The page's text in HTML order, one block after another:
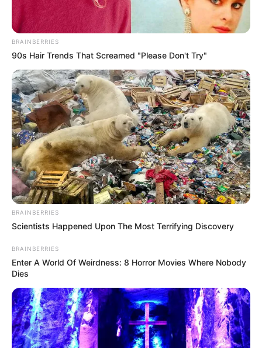
BRAINBERRIES
90s Hair Trends That Screamed "Please Don't Try"
BRAINBERRIES
Scientists Happened Upon The Most Terrifying Discovery
BRAINBERRIES
Enter A World Of Weirdness: 8 Horror Movies Where Nobody
Dies